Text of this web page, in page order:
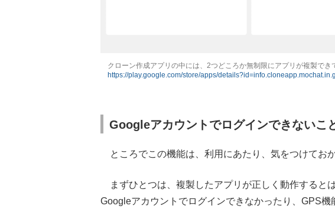
クローン作成アプリの中には、2つどころか無制限にアプリが複製で
https://play.google.com/store/apps/
Googleアカウントでログインできない
ところでこの機能は、利用にあたり、気をつけてお
まずひとつは、複製したアプリが正しく動作すると
Googleアカウントでログインできなかったり、GPS